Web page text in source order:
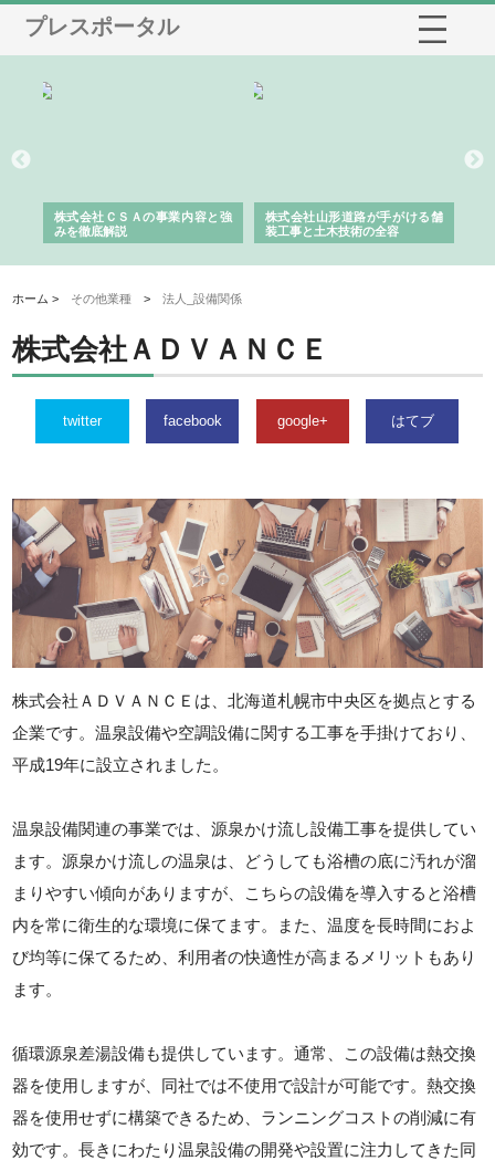
プレスポータル
株式会社ＣＳＡの事業内容と強
みを徹底解説
株式会社山形道路が手がける舗
装工事と土木技術の全容
ホーム > その他業種 >法人_設備関係
株式会社ＡＤＶＡＮＣＥ
twitter facebook google+ はてブ
株式会社ＡＤＶＡＮＣＥは、北海道札幌市中央区を拠点とする
企業です。温泉設備や空調設備に関する工事を手掛けており、
平成19年に設立されました。
温泉設備関連の事業では、源泉かけ流し設備工事を提供してい
ます。源泉かけ流しの温泉は、どうしても浴槽の底に汚れが溜
まりやすい傾向がありますが、こちらの設備を導入すると浴槽
内を常に衛生的な環境に保てます。また、温度を長時間におよ
び均等に保てるため、利用者の快適性が高まるメリットもあり
ます。
循環源泉差湯設備も提供しています。通常、この設備は熱交換
器を使用しますが、同社では不使用で設計が可能です。熱交換
器を使用せずに構築できるため、ランニングコストの削減に有
効です。長きにわたり温泉設備の開発や設置に注力してきた同